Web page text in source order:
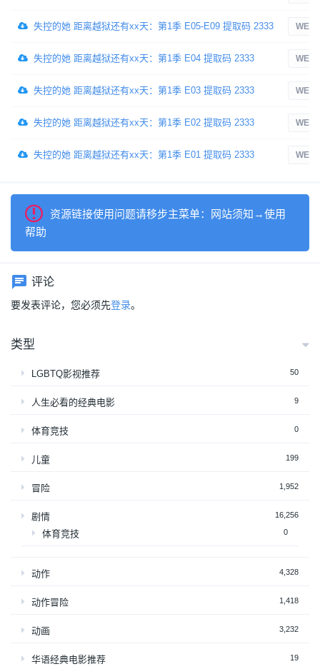
失控的她 距离越狱还有xx天：第1季 E05-E09 提取码 2333
失控的她 距离越狱还有xx天：第1季 E04 提取码 2333
失控的她 距离越狱还有xx天：第1季 E03 提取码 2333
失控的她 距离越狱还有xx天：第1季 E02 提取码 2333
失控的她 距离越狱还有xx天：第1季 E01 提取码 2333
资源链接使用问题请移步主菜单：网站须知→使用
帮助
评论
要发表评论，您必须先登录。
类型
LGBTQ影视推荐 50
人生必看的经典电影 9
体育竞技 0
儿童 199
冒险 1,952
剧情 16,256
体育竞技 0
动作 4,328
动作冒险 1,418
动画 3,232
华语经典电影推荐 19